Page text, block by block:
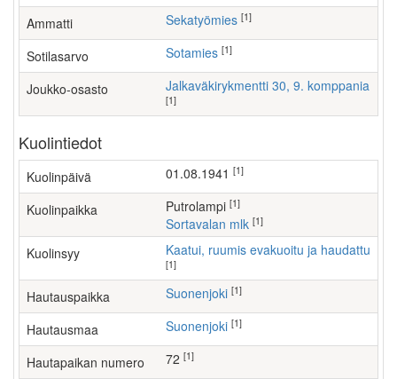
Ammatti sekatyömies [1]
Sotilasarvo Sotamies [1]
Joukko-osasto Jalkaväkirykmentti 30, 9. komppania
[1]
Kuolintiedot
Kuolinpäivä 01.08.1941 [1]
Kuolinpaikka Putrolampi [1]
Sortavalan mlk [1]
Kuolinsyy Kaatui, ruumis evakuoitu ja haudattu
[1]
Hautauspaikka Suonenjoki [1]
Hautausmaa Suonenjoki [1]
Hautapaikan numero 72 [1]